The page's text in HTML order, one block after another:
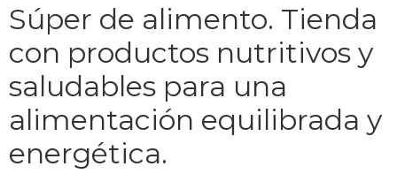
Súper de alimento. Tienda
con productos nutritivos y
saludables para una
alimentación equilibrada y
energética.